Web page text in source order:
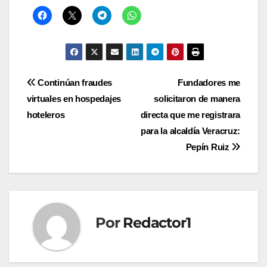
Navegación
de
Fundadores me
solicitaron de manera
directa que me registrara
para la alcaldía Veracruz:
Pepín Ruiz
Continúan fraudes
virtuales en hospedajes
hoteleros
Por Redactor1